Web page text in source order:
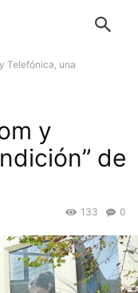
Telefónica, una
y
de
0
133